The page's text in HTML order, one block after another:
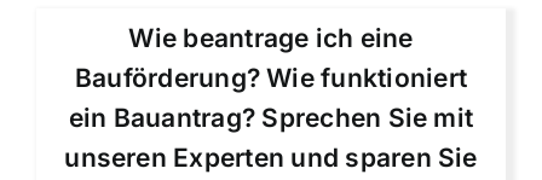
Wie beantrage ich eine
Bauförderung? Wie funktioniert
ein Bauantrag? Sprechen Sie mit
unseren Experten und sparen Sie